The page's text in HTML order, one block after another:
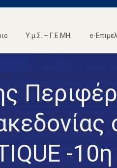
Υ.μ.Σ. – Γ.Ε.ΜΗ. e-
-10η